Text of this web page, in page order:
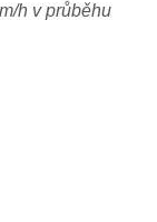
h v průběhu